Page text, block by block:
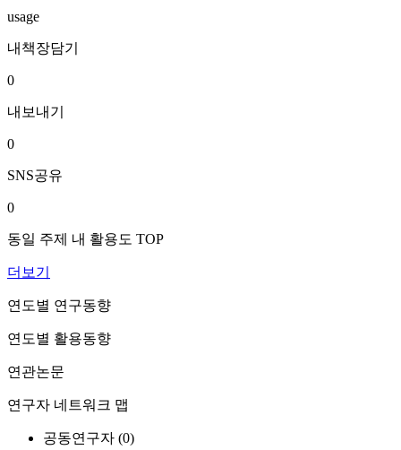
usage
내책장담기
0
내보내기
0
SNS공유
0
동일 주제 내 활용도 TOP
더보기
연도별 연구동향
연도별 활용동향
연관논문
연구자 네트워크 맵
공동연구자 (0)